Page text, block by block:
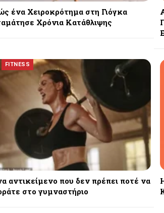
ένα Χειροκρότημα στη Γιόγκα
Χρόνια Κατάθλιψης
FITNESS
αντικείμενο που δεν πρέπει ποτέ να
στο γυμναστήριο